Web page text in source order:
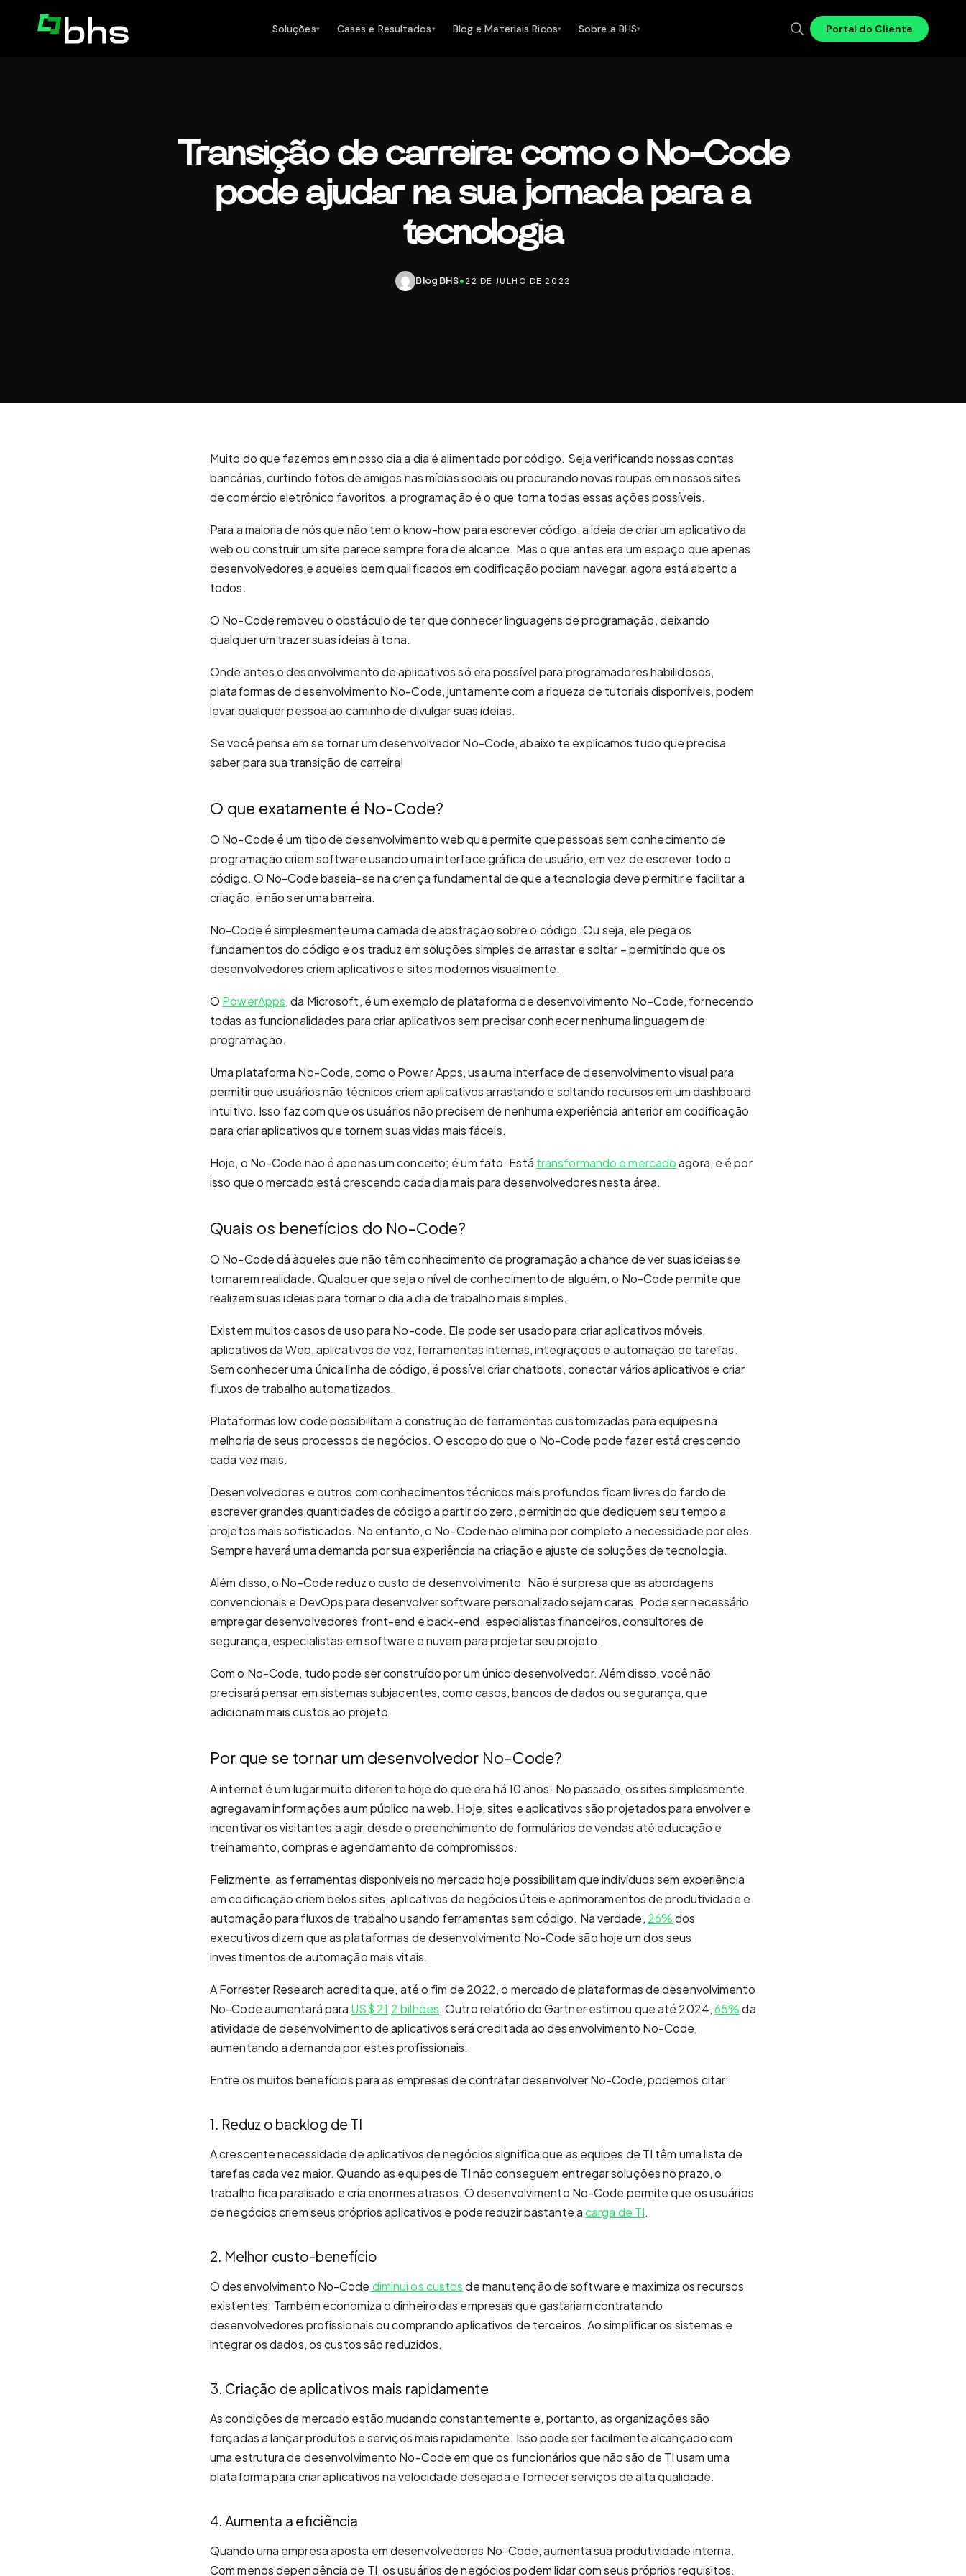
Soluções▾ Cases e Resultados▾ Blog e Materiais Ricos▾ Sobre a BHS▾ Portal do Cliente
Transição de carreira: como o No-Code
pode ajudar na sua jornada para a
tecnologia
Blog BHS• 22 DE JULHO DE 2022
Muito do que fazemos em nosso dia a dia é alimentado por código. Seja verificando nossas contas
bancárias, curtindo fotos de amigos nas mídias sociais ou procurando novas roupas em nossos sites
de comércio eletrônico favoritos, a programação é o que torna todas essas ações possíveis.
Para a maioria de nós que não tem o know-how para escrever código, a ideia de criar um aplicativo da
web ou construir um site parece sempre fora de alcance. Mas o que antes era um espaço que apenas
desenvolvedores e aqueles bem qualificados em codificação podiam navegar, agora está aberto a
todos.
O No-Code removeu o obstáculo de ter que conhecer linguagens de programação, deixando
qualquer um trazer suas ideias à tona.
Onde antes o desenvolvimento de aplicativos só era possível para programadores habilidosos,
plataformas de desenvolvimento No-Code, juntamente com a riqueza de tutoriais disponíveis, podem
levar qualquer pessoa ao caminho de divulgar suas ideias.
Se você pensa em se tornar um desenvolvedor No-Code, abaixo te explicamos tudo que precisa
saber para sua transição de carreira!
O que exatamente é No-Code?
O No-Code é um tipo de desenvolvimento web que permite que pessoas sem conhecimento de
programação criem software usando uma interface gráfica de usuário, em vez de escrever todo o
código. O No-Code baseia-se na crença fundamental de que a tecnologia deve permitir e facilitar a
criação, e não ser uma barreira.
No-Code é simplesmente uma camada de abstração sobre o código. Ou seja, ele pega os
fundamentos do código e os traduz em soluções simples de arrastar e soltar – permitindo que os
desenvolvedores criem aplicativos e sites modernos visualmente.
O PowerApps, da Microsoft, é um exemplo de plataforma de desenvolvimento No-Code, fornecendo
todas as funcionalidades para criar aplicativos sem precisar conhecer nenhuma linguagem de
programação.
Uma plataforma No-Code, como o Power Apps, usa uma interface de desenvolvimento visual para
permitir que usuários não técnicos criem aplicativos arrastando e soltando recursos em um dashboard
intuitivo. Isso faz com que os usuários não precisem de nenhuma experiência anterior em codificação
para criar aplicativos que tornem suas vidas mais fáceis.
Hoje, o No-Code não é apenas um conceito; é um fato. Está transformando o mercadoagora, e é por
isso que o mercado está crescendo cada dia mais para desenvolvedores nesta área.
Quais os benefícios do No-Code?
O No-Code dá àqueles que não têm conhecimento de programação a chance de ver suas ideias se
tornarem realidade. Qualquer que seja o nível de conhecimento de alguém, o No-Code permite que
realizem suas ideias para tornar o dia a dia de trabalho mais simples.
Existem muitos casos de uso para No-code. Ele pode ser usado para criar aplicativos móveis,
aplicativos da Web, aplicativos de voz, ferramentas internas, integrações e automação de tarefas.
Sem conhecer uma única linha de código, é possível criar chatbots, conectar vários aplicativos e criar
fluxos de trabalho automatizados.
Plataformas low code possibilitam a construção de ferramentas customizadas para equipes na
melhoria de seus processos de negócios. O escopo do que o No-Code pode fazer está crescendo
cada vez mais.
‍Desenvolvedores e outros com conhecimentos técnicos mais profundos ficam livres do fardo de
escrever grandes quantidades de código a partir do zero, permitindo que dediquem seu tempo a
projetos mais sofisticados. No entanto, o No-Code não elimina por completo a necessidade por eles.
Sempre haverá uma demanda por sua experiência na criação e ajuste de soluções de tecnologia.
Além disso, o No-Code reduz o custo de desenvolvimento. Não é surpresa que as abordagens
convencionais e DevOps para desenvolver software personalizado sejam caras. Pode ser necessário
empregar desenvolvedores front-end e back-end, especialistas financeiros, consultores de
segurança, especialistas em software e nuvem para projetar seu projeto.
Com o No-Code, tudo pode ser construído por um único desenvolvedor. Além disso, você não
precisará pensar em sistemas subjacentes, como casos, bancos de dados ou segurança, que
adicionam mais custos ao projeto.
Por que se tornar um desenvolvedor No-Code?
A internet é um lugar muito diferente hoje do que era há 10 anos. No passado, os sites simplesmente
agregavam informações a um público na web. Hoje, sites e aplicativos são projetados para envolver e
incentivar os visitantes a agir, desde o preenchimento de formulários de vendas até educação e
treinamento, compras e agendamento de compromissos.
Felizmente, as ferramentas disponíveis no mercado hoje possibilitam que indivíduos sem experiência
em codificação criem belos sites, aplicativos de negócios úteis e aprimoramentos de produtividade e
automação para fluxos de trabalho usando ferramentas sem código. Na verdade, 26%dos
executivos dizem que as plataformas de desenvolvimento No-Code são hoje um dos seus
investimentos de automação mais vitais.
A Forrester Research acredita que, até o fim de 2022, o mercado de plataformas de desenvolvimento
No-Code aumentará para US$ 21,2 bilhões. Outro relatório do Gartner estimou que até 2024,65%da
atividade de desenvolvimento de aplicativos será creditada ao desenvolvimento No-Code,
aumentando a demanda por estes profissionais.
Entre os muitos benefícios para as empresas de contratar desenvolver No-Code, podemos citar:
1. Reduz o backlog de TI
A crescente necessidade de aplicativos de negócios significa que as equipes de TI têm uma lista de
tarefas cada vez maior. Quando as equipes de TI não conseguem entregar soluções no prazo, o
trabalho fica paralisado e cria enormes atrasos. O desenvolvimento No-Code permite que os usuários
de negócios criem seus próprios aplicativos e pode reduzir bastante acarga de TI.
2. Melhor custo-benefício
O desenvolvimento No-Code diminui os custosde manutenção de software e maximiza os recursos
existentes. Também economiza o dinheiro das empresas que gastariam contratando
desenvolvedores profissionais ou comprando aplicativos de terceiros. Ao simplificar os sistemas e
integrar os dados, os custos são reduzidos.
3. Criação de aplicativos mais rapidamente
As condições de mercado estão mudando constantemente e, portanto, as organizações são
forçadas a lançar produtos e serviços mais rapidamente. Isso pode ser facilmente alcançado com
uma estrutura de desenvolvimento No-Code em que os funcionários que não são de TI usam uma
plataforma para criar aplicativos na velocidade desejada e fornecer serviços de alta qualidade.
4. Aumenta a eficiência
Quando uma empresa aposta em desenvolvedores No-Code, aumenta sua produtividade interna.
Com menos dependência de TI, os usuários de negócios podem lidar com seus próprios requisitos.